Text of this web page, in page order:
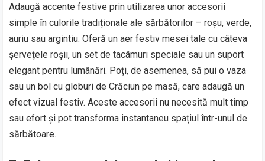
Adaugă accente festive prin utilizarea unor accesorii
simple în culorile tradiționale ale sărbătorilor – roșu, verde,
auriu sau argintiu. Oferă un aer festiv mesei tale cu câteva
șervețele roșii, un set de tacâmuri speciale sau un suport
elegant pentru lumânări. Poți, de asemenea, să pui o vaza
sau un bol cu globuri de Crăciun pe masă, care adaugă un
efect vizual festiv. Aceste accesorii nu necesită mult timp
sau efort și pot transforma instantaneu spațiul într-unul de
sărbătoare.